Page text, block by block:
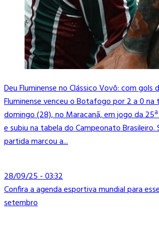
Deu Fluminense no Clássico Vovô: com gols
Fluminense venceu o Botafogo por 2 a 0
domingo (28), no Maracanã, em jogo da
e subiu na tabela do Campeonato Brasileiro.
partida marcou a...
28/09/25 - 03:32
Confira a agenda esportiva mundial para
setembro